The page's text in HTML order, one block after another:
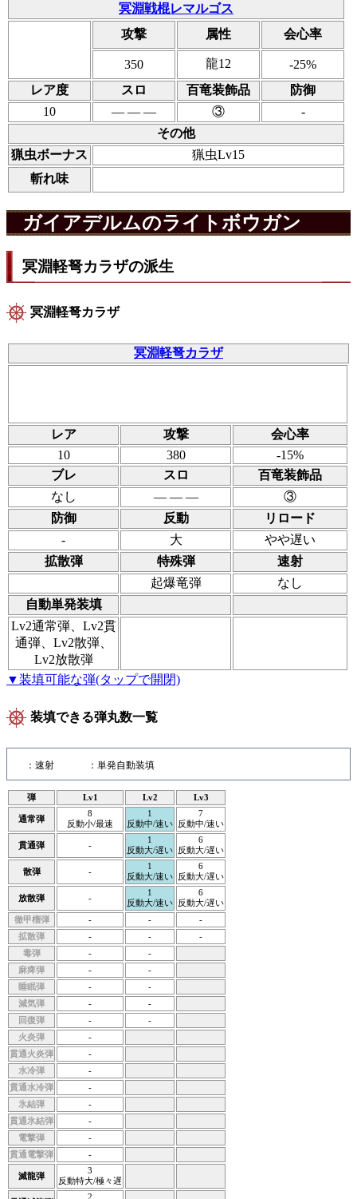
冥淵戦棍レマルゴス
攻撃
属性 会心率
350 龍12
-25%
レア度
スロ 百竜装飾品
防御
10
― ― ― ③
-
その他
猟虫ボーナス
猟虫Lv15
斬れ味
ガイアデルムのライトボウガン
冥淵軽弩カラザの派生
冥淵軽弩カラザ
冥淵軽弩カラザ
レア 攻撃
会心率
10
380
-15%
ブレ
スロ
百竜装飾品
なし
― ― ―
③
防御
反動
リロード
-
大
やや遅い
拡散弾
特殊弾
速射
起爆竜弾
なし
自動単発装填
Lv2通常弾、Lv2貫
通弾、Lv2散弾、
Lv2放散弾
▼装填可能な弾(タップで開閉)
装填できる弾丸数一覧
：速射 ：単発自動装填
弾 Lv1 Lv2 Lv3
通常弾
8
反動小/最速
1
反動中/速い
7
反動中/速い
貫通弾 -
1
反動大/遅い
6
反動大/遅い
散弾 -
1
反動大/速い
6
反動大/遅い
放散弾 -
1
反動大/速い
6
反動大/遅い
徹甲榴弾
- -
-
拡散弾
- -
-
毒弾
-
-
麻痺弾
-
-
睡眠弾
-
-
減気弾
-
-
回復弾
-
-
火炎弾
-
貫通火炎弾
-
水冷弾
-
貫通水冷弾
-
氷結弾
-
貫通氷結弾
-
電撃弾
-
貫通電撃弾
-
滅龍弾
3
反動特大/極々遅
2